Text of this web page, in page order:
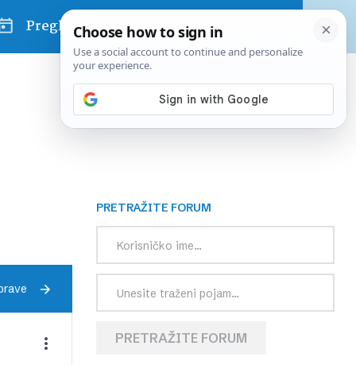
Pregled dana
PRETRAŽITE FORUM
PRETRAŽITE FORUM